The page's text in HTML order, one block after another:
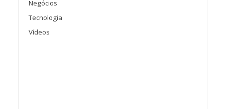
Negócios
Tecnologia
Vídeos